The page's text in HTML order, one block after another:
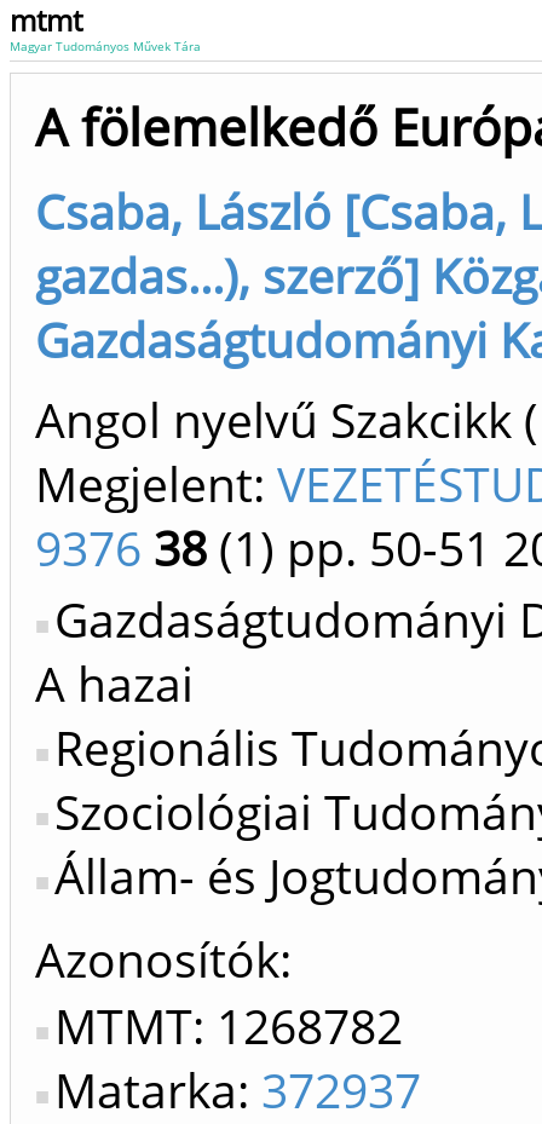
mtmt
Magyar Tudományos Művek Tára
A fölemelkedő
Csaba, László [Csaba,
gazdas...), szerző]
Gazdaságtudományi
Angol nyelvű
Megjelent:
9376 38 (1) pp. 50-51
Gazdaságtudományi
A hazai
Regionális
Szociológiai
Állam- és
Azonosítók
MTMT: 1268782
Matarka: 372937